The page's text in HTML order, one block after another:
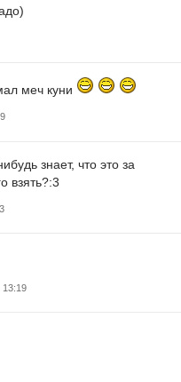
меч куни
знает, что это за
взять?:3
13:19